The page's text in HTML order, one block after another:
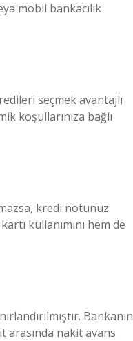
mobil bankacılık
seçmek avantajlı
koşullarınıza bağlı
kredi notunuz
kullanımını hem de
Bankanın
arasında nakit avans